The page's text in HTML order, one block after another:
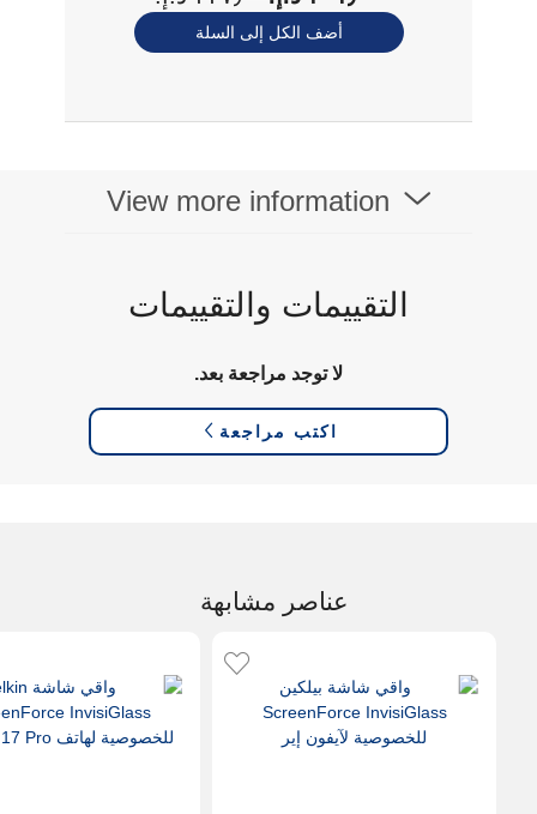
أضف الكل إلى السلة
View more information
التقييمات والتقييمات
لا توجد مراجعة بعد.
اكتب مراجعة
عناصر مشابهة